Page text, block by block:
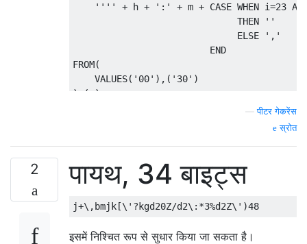
'''' + h + ':' + m + CASE WHEN i=23
                              THEN ''
                              ELSE ','
                         END
FROM(
    VALUES('00'),('30')
)m(m)
—पीटर गेकरेंस
स्रोत
2 पायथ, 34 बाइट्स
इसमें निश्चित रूप से सुधार किया जा सकता है।